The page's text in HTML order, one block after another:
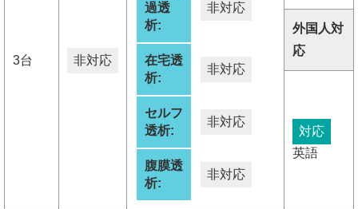
3台 非対応
過透
析:
非対応
在宅透
析:
非対応
セルフ
透析:
非対応
腹膜透
析:
非対応
外国人対
応
対応
英語